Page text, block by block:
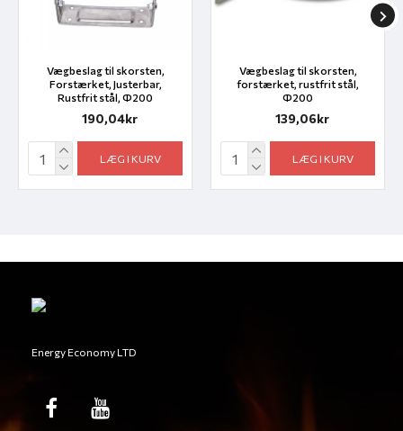
Vægbeslag til skorsten,
Forstærket, Justerbar,
Rustfrit stål, Ф200
190,04kr
LÆG I KURV
Vægbeslag til skorsten,
forstærket, rustfrit stål,
Ф200
139,06kr
LÆG I KURV
Energy Economy LTD